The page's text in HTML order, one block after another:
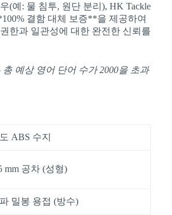
(예: 물 침투, 원단 분리), HK Tackle
결함 대체 보증**을 제공하여
한과 일관성에 대한 완전한 신뢰를
예상 영어 단어 수가 2000을 초과
ABS 수지
mm 공차 (성형)
밀봉 용접 (방수)